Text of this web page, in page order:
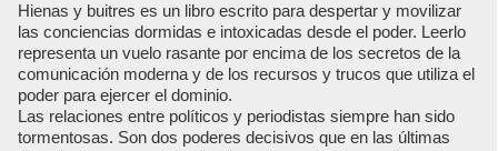
Hienas y buitres es un libro escrito para despertar y movilizar
las conciencias dormidas e intoxicadas desde el poder. Leerlo
representa un vuelo rasante por encima de los secretos de la
comunicación moderna y de los recursos y trucos que utiliza el
poder para ejercer el dominio.
Las relaciones entre políticos y periodistas siempre han sido
tormentosas. Son dos poderes decisivos que en las últimas